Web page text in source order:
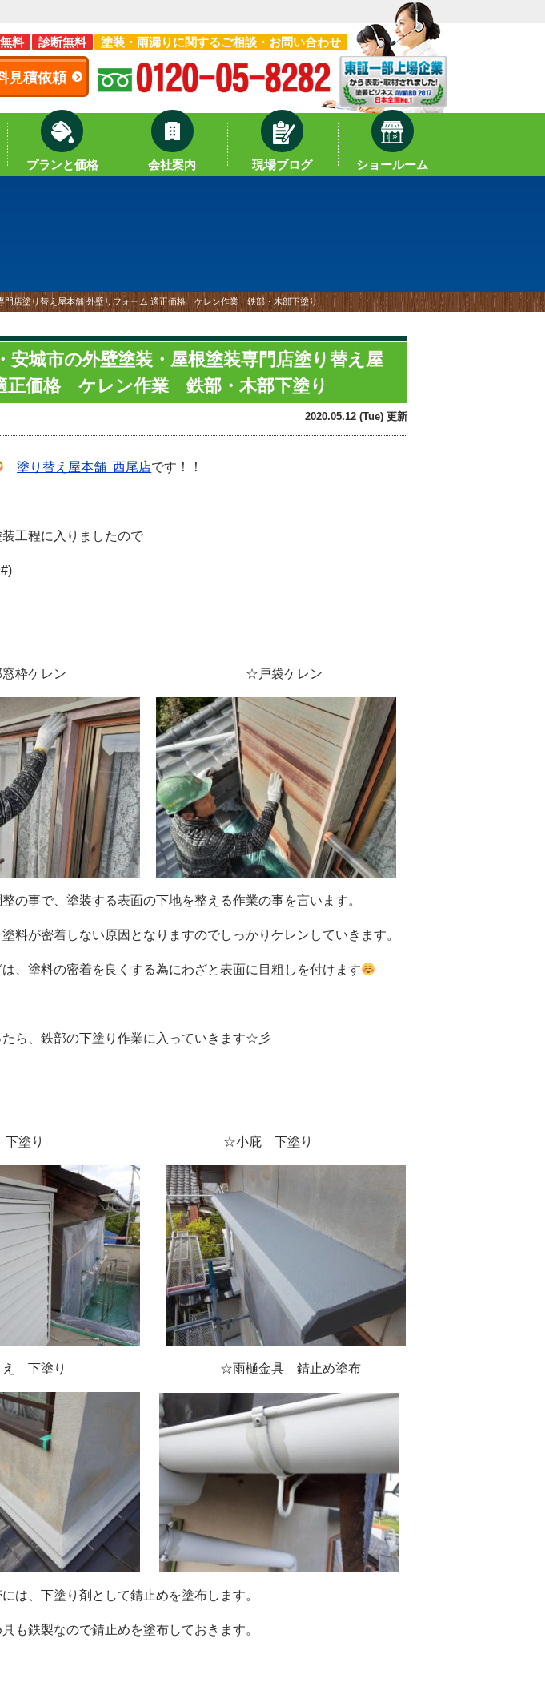
料 診断無料 塗装・雨漏りに関するご相談・お問い合わせ
見積依頼
プランと価格 会社案内 現場ブログ ショールーム
門店塗り替え屋本舗 外壁リフォーム 適正価格 ケレン作業 鉄部・木部下塗り
安城市の外壁塗装・屋根塗装専門店塗り替え屋
正価格 ケレン作業 鉄部・木部下塗り
2020.05.12 (Tue) 更新
塗り替え屋本舗西尾店です！！
工程に入りましたので
枠ケレン ☆戸袋ケレン
の事で、塗装する表面の下地を整える作業の事を言います。
料が密着しない原因となりますのでしっかりケレンしていきます。
、塗料の密着を良くする為にわざと表面に目粗しを付けます
ら、鉄部の下塗り作業に入っていきます☆彡
塗り ☆小庇 下塗り
下塗り ☆雨樋金具 錆止め塗布
は、下塗り剤として錆止めを塗布します。
も鉄製なので錆止めを塗布しておきます。